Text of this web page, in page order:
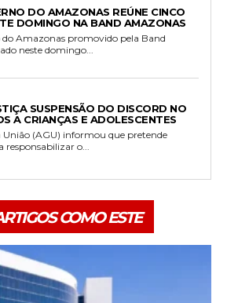
DO AMAZONAS REÚNE CINCO
DOMINGO NA BAND AMAZONAS
do Amazonas promovido pela Band
neste domingo...
SUSPENSÃO DO DISCORD NO
A CRIANÇAS E ADOLESCENTES
União (AGU) informou que pretende
responsabilizar o...
COMO ESTE